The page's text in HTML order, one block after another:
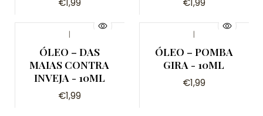
€1,99 €1,99
|
ÓLEO – DAS
MAIAS CONTRA
INVEJA - 10ML
€1,99
|
ÓLEO – POMBA
GIRA - 10ML
€1,99